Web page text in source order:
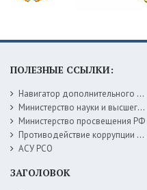
ПОЛЕЗНЫЕ ССЫЛКИ:
Навигатор дополнительного образования детей Самарской области
Министерство науки и высшего образования РФ
Министерство просвещения РФ
Противодействие коррупции Министерство образования Самарской области
АСУ РСО
ЗАГОЛОВОК